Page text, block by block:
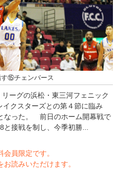
す⑮チェンバース
ーグの浜松・東三河フェニック
クスターズとの第４節に臨み
なった。 前日のホーム開幕戦で
接戦を制し、今季初勝...
会員限定です。
読みいただけます。